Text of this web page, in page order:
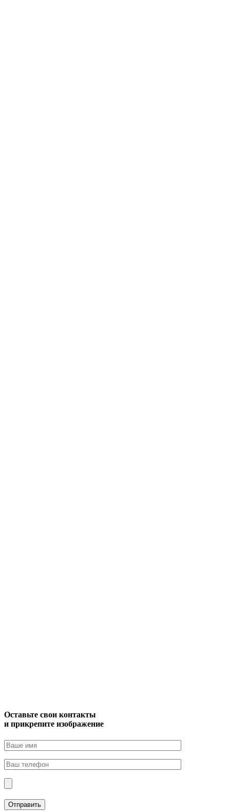
Оставьте свои контакты
и прикрепите изображение